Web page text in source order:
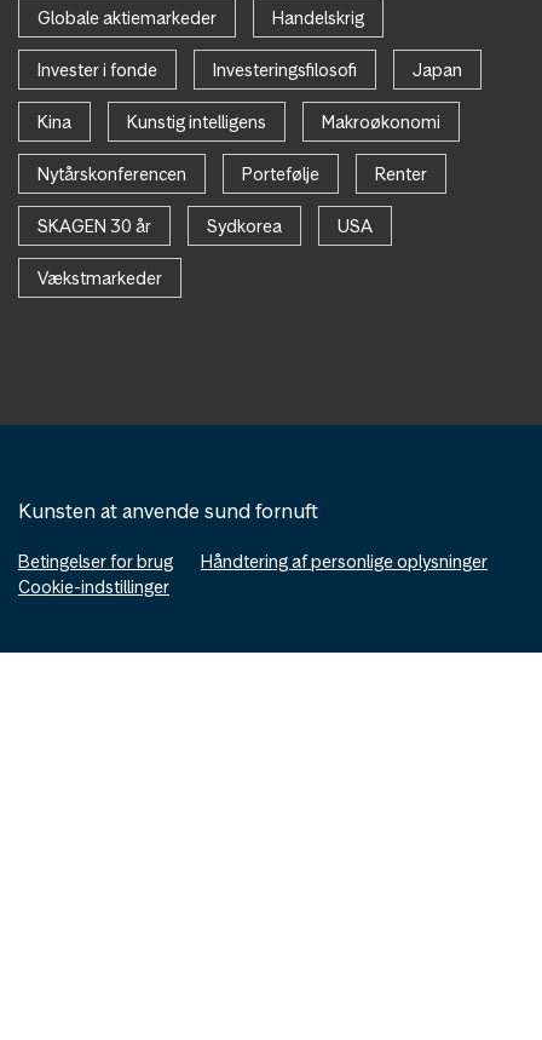
Globale aktiemarkeder Handelskrig
Invester i fonde Investeringsfilosofi Japan
Kina Kunstig intelligens Makroøkonomi
Nytårskonferencen Portefølje Renter
SKAGEN 30 år Sydkorea USA
Vækstmarkeder
Kunsten at anvende sund fornuft
Betingelser for brug
Håndtering af personlige oplysninger
Cookie-indstillinger